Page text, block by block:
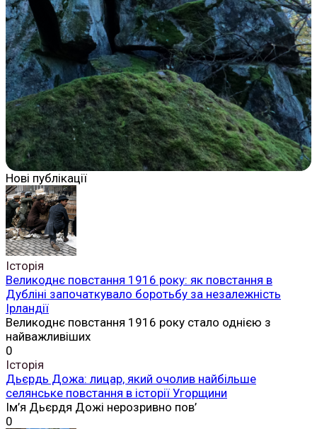
Нові публікації
Історія
Великоднє повстання 1916 року: як повстання в
Дубліні започаткувало боротьбу за незалежність
Ірландії
Великоднє повстання 1916 року стало однією з
найважливіших
0
Історія
Дьєрдь Дожа: лицар, який очолив найбільше
селянське повстання в історії Угорщини
Ім’я Дьєрдя Дожі нерозривно пов’
0